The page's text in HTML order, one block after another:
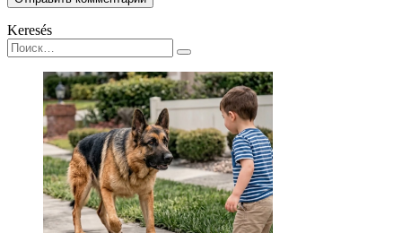
Keresés
Search
for: